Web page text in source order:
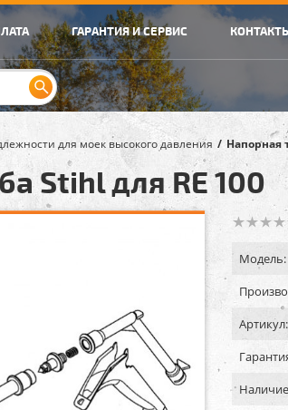
ГАРАНТИЯ И СЕРВИС
для моек высокого давления Напорная
Stihl для RE 100
Модель:
Артикул: